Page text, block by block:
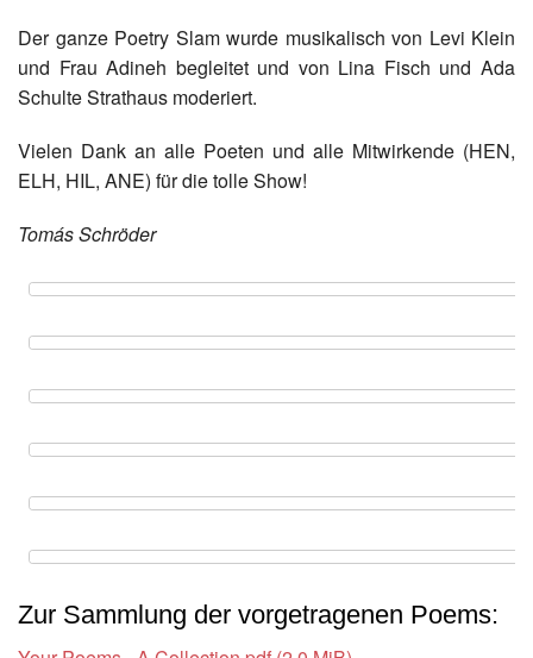
Der ganze Poetry Slam wurde musikalisch von Levi Klein
und Frau Adineh begleitet und von Lina Fisch und Ada
Schulte Strathaus moderiert.
Vielen Dank an alle Poeten und alle Mitwirkende (HEN,
ELH, HIL, ANE) für die tolle Show!
Tomás Schröder
Zur Sammlung der vorgetragenen Poems: